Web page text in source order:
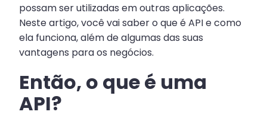
possam ser utilizadas em outras aplicações.
Neste artigo, você vai saber o que é API e como
ela funciona, além de algumas das suas
vantagens para os negócios.
Então, o que é uma
API?